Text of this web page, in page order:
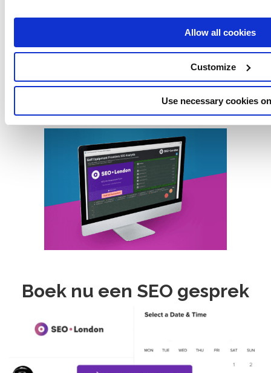
Allow all cookies
Customize
Use necessary cookies
dan 150.000 trefwoorden. Het resultaat van
meer dan 5 miljoen datapunten wordt
hieronder gepresenteerd.
Open Data Studio
Boek nu een SEO gesprek